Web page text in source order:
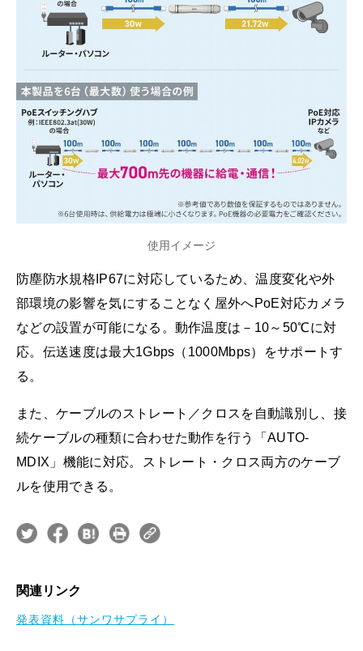
使用イメージ
防塵防水規格IP67に対応しているため、温度変化や外
部環境の影響を気にすることなく屋外へPoE対応カメラ
などの設置が可能になる。動作温度は－10～50℃に対
応。伝送速度は最大1Gbps（1000Mbps）をサポートす
る。
また、ケーブルのストレート／クロスを自動識別し、接
続ケーブルの種類に合わせた動作を行う「AUTO-
MDIX」機能に対応。ストレート・クロス両方のケーブ
ルを使用できる。
関連リンク
発表資料（サンワサプライ）